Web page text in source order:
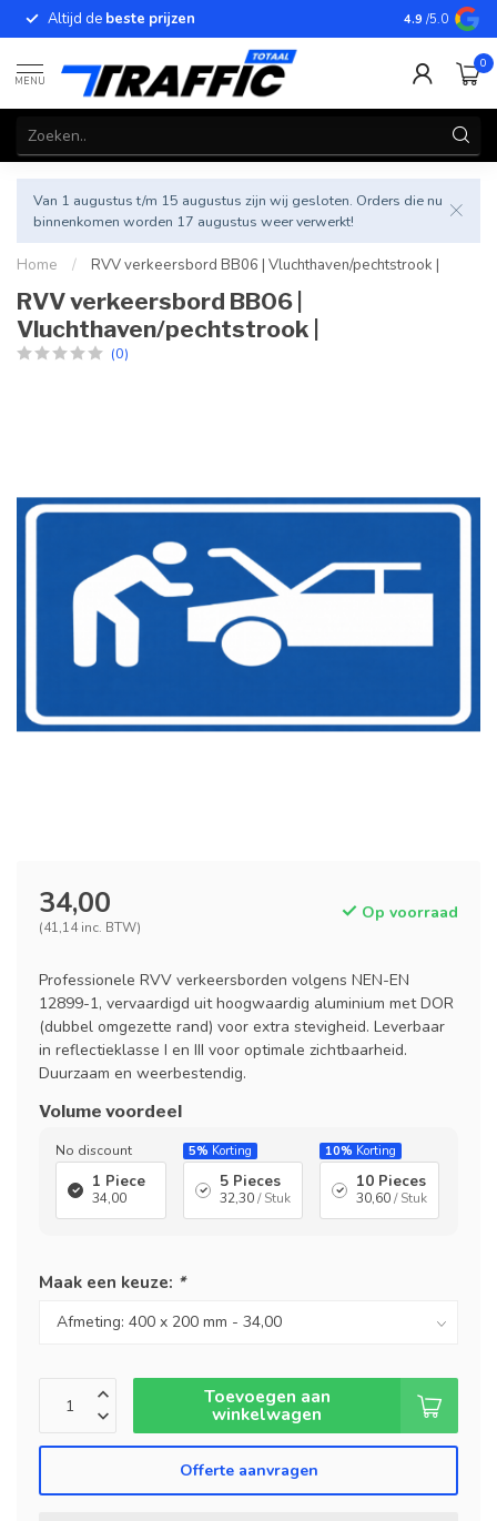
Altijd de beste prijzen Betrouwbare
4.9 /5.0
MENU
0
Van 1 augustus t/m 15 augustus zijn wij gesloten. Orders die nu
binnenkomen worden 17 augustus weer verwerkt!
Home / RVV verkeersbord BB06 | Vluchthaven/pechtstrook |
RVV verkeersbord BB06 |
Vluchthaven/pechtstrook |
(0)
34,00
(41,14 inc. BTW)
Op voorraad
Professionele RVV verkeersborden volgens NEN-EN
12899-1, vervaardigd uit hoogwaardig aluminium met DOR
(dubbel omgezette rand) voor extra stevigheid. Leverbaar
in reflectieklasse I en III voor optimale zichtbaarheid.
Duurzaam en weerbestendig.
Volume voordeel
No discount
1 Piece
34,00
5% Korting
5 Pieces
32,30/ Stuk
10% Korting
10 Pieces
30,60/ Stuk
Maak een keuze: *
Toevoegen aan
winkelwagen
Offerte aanvragen